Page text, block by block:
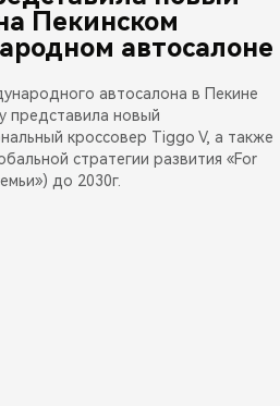
Пекинском
автосалоне
автосалона в Пекине
представила новый
кроссовер Tiggo V, а также
стратегии развития «For
до 2030г.